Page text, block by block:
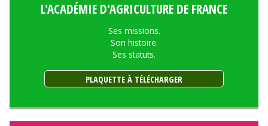
L'ACADÉMIE D'AGRICULTURE DE FRANCE
Ses missions.
Son histoire.
Ses statuts.
PLAQUETTE À TÉLÉCHARGER